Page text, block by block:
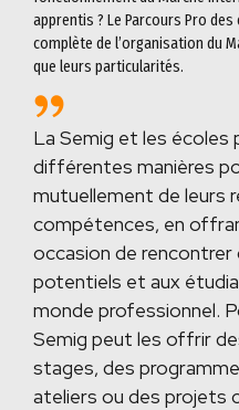
apprentis ? Le Parcours Pro
complète de l’organisation du
que leurs particularités.
La Semig et les écoles
différentes manières
mutuellement de leurs
compétences, en
occasion de
potentiels et aux
monde professionnel.
Semig peut les offrir
stages, des
ateliers ou des projets